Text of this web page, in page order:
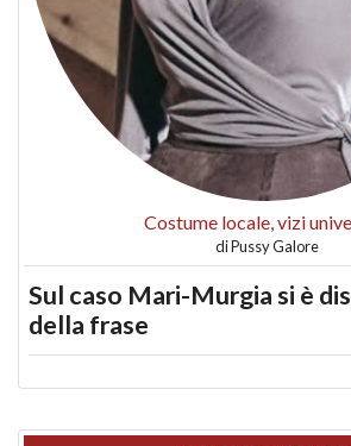
Costume locale, vizi
diPussy Galore
Sul caso Mari-Murgia si è
della frase